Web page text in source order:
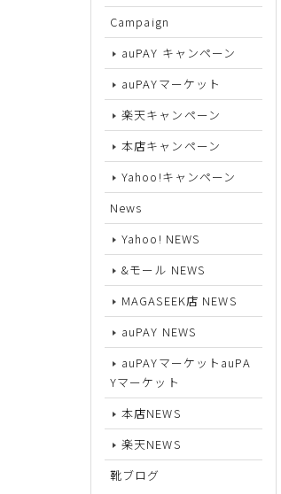
Campaign
auPAY キャンペーン
auPAYマーケット
楽天キャンペーン
本店キャンペーン
Yahoo!キャンペーン
News
Yahoo! NEWS
&モール NEWS
MAGASEEK店 NEWS
auPAY NEWS
auPAYマーケットauPA
Yマーケット
本店NEWS
楽天NEWS
靴ブログ
サイズから探す
22cm
22.5cm
23cm
23.5cm
24cm
24.5cm
25cm
26cm
26.5cm
27cm